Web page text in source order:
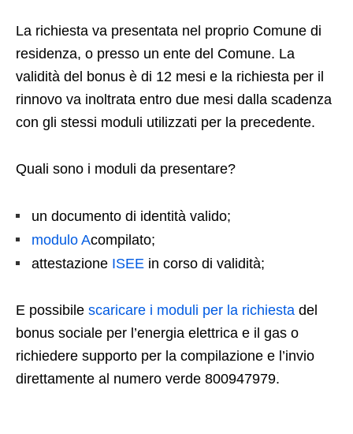
La richiesta va presentata nel proprio Comune di
residenza, o presso un ente del Comune. La
validità del bonus è di 12 mesi e la richiesta per il
rinnovo va inoltrata entro due mesi dalla scadenza
con gli stessi moduli utilizzati per la precedente.
Quali sono i moduli da presentare?
un documento di identità valido;
modulo Acompilato;
attestazione ISEE in corso di validità;
E possibile scaricare i moduli per la richiesta del
bonus sociale per l’energia elettrica e il gas o
richiedere supporto per la compilazione e l’invio
direttamente al numero verde 800947979.